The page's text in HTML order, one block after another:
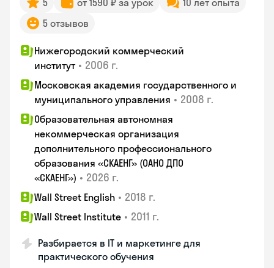
5 от 1590 ₽ за урок
10 лет опыта
5 отзывов
Нижегородский коммерческий
институт • 2006 г.
Московская академия государственного и
муниципального управления • 2008 г.
Образовательная автономная
некоммерческая организация
дополнительного профессионального
образования «СКАЕНГ» (ОАНО ДПО
«СКАЕНГ») • 2026 г.
Wall Street English • 2018 г.
Wall Street Institute • 2011 г.
Разбирается в IT и маркетинге для
практического обучения